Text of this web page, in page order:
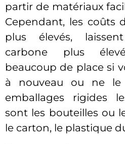
partir de matériaux
Cependant, les coûts
plus élevés,
carbone plus
beaucoup de place si
à nouveau ou ne le
emballages rigides
sont les bouteilles ou
le carton, le plastique